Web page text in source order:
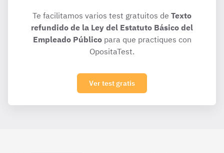
Te facilitamos varios test gratuitos de Texto
refundido de la Ley del Estatuto Básico del
Empleado Públicopara que practiques con
OpositaTest.
Ver test gratis